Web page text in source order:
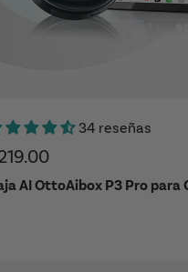
34 reseñas
de oferta
AI OttoAibox P3 Pro para